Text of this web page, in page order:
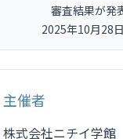
審査結果が発
2025年10月28
主催者
株式会社ニチイ学館